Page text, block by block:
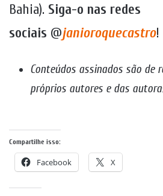
Bahia). Siga-o nas redes
sociais @janioroquecastro!
Conteúdos assinados são de
próprios autores e das
Compartilhe isso:
Facebook X